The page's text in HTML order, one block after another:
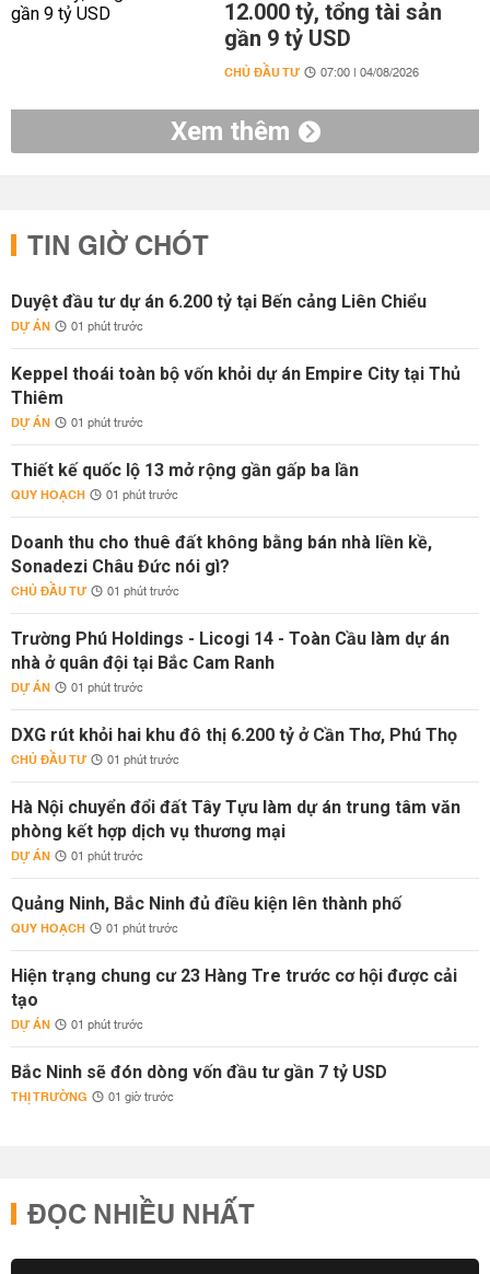
12.000 tỷ, tổng tài sản
gần 9 tỷ USD
CHỦ ĐẦU TƯ 07:00 | 04/08/2026
Xem thêm
TIN GIỜ CHÓT
Duyệt đầu tư dự án 6.200 tỷ tại Bến cảng Liên Chiểu
DỰ ÁN 01 phút trước
Keppel thoái toàn bộ vốn khỏi dự án Empire City tại Thủ
Thiêm
DỰ ÁN 01 phút trước
Thiết kế quốc lộ 13 mở rộng gần gấp ba lần
QUY HOẠCH 01 phút trước
Doanh thu cho thuê đất không bằng bán nhà liền kề,
Sonadezi Châu Đức nói gì?
CHỦ ĐẦU TƯ 01 phút trước
Trường Phú Holdings - Licogi 14 - Toàn Cầu làm dự án
nhà ở quân đội tại Bắc Cam Ranh
DỰ ÁN 01 phút trước
DXG rút khỏi hai khu đô thị 6.200 tỷ ở Cần Thơ, Phú Thọ
CHỦ ĐẦU TƯ 01 phút trước
Hà Nội chuyển đổi đất Tây Tựu làm dự án trung tâm văn
phòng kết hợp dịch vụ thương mại
DỰ ÁN 01 phút trước
Quảng Ninh, Bắc Ninh đủ điều kiện lên thành phố
QUY HOẠCH 01 phút trước
Hiện trạng chung cư 23 Hàng Tre trước cơ hội được cải
tạo
DỰ ÁN 01 phút trước
Bắc Ninh sẽ đón dòng vốn đầu tư gần 7 tỷ USD
THỊ TRƯỜNG 01 giờ trước
ĐỌC NHIỀU NHẤT